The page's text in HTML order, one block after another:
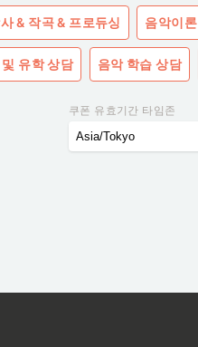
& 작곡 & 프로듀싱 음악이론
유학 상담 음악 학습 상담
쿠폰 유효기간 타임존